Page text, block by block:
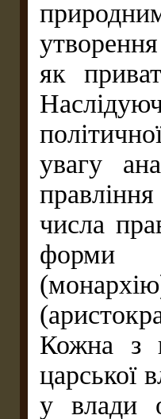
як
увагу
числа
форми
Кожна з
царської
у влади